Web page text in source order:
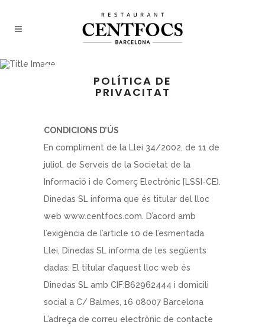
POLÍTICA DE
PRIVACITAT
CONDICIONS D’ÚS
En compliment de la Llei 34/2002, de 11 de
juliol, de Serveis de la Societat de la
Informació i de Comerç Electrònic [LSSI-CE).
Dinedas SL informa que és titular del lloc
web www.centfocs.com. D’acord amb
l’exigència de l’article 10 de l’esmentada
Llei, Dinedas SL informa de les següents
dadas: El titular d’aquest lloc web és
Dinedas SL amb CIF:B62962444 i domicili
social a C/ Balmes, 16 08007 Barcelona
L’adreça de correu electrònic de contacte